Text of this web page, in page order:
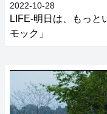
2022-10-28
LIFE‐明日は、もっ
モック」